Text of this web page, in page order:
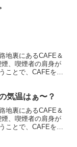
地裏にあるCAFE＆
、喫煙者の肩身が
ことで、CAFEを名
気温はぁ〜？
地裏にあるCAFE＆
、喫煙者の肩身が
ことで、CAFEを名